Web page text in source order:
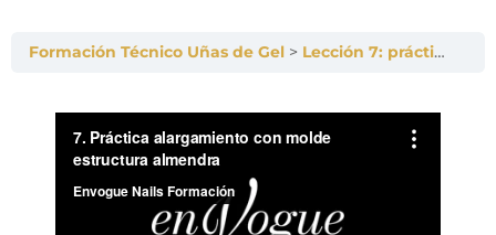
Formación Técnico Uñas de Gel Lección 7: práctica alargamiento con molde (estructura almendra)